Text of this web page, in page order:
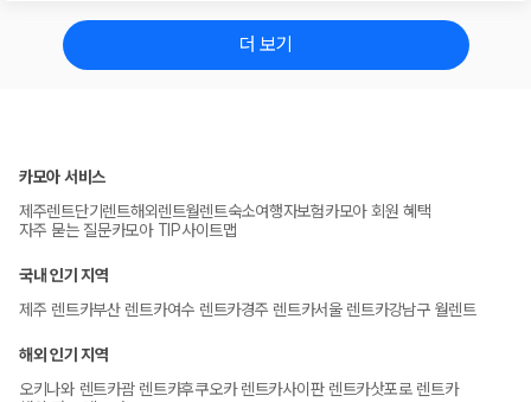
더 보기
카모아 서비스
제주렌트단기렌트해외렌트월렌트숙소여행자보험카모아 회원 혜택
자주 묻는 질문카모아 TIP사이트맵
국내 인기 지역
제주 렌트카부산 렌트카여수 렌트카경주 렌트카서울 렌트카강남구 월렌트
해외 인기 지역
오키나와 렌트카괌 렌트카후쿠오카 렌트카사이판 렌트카삿포로 렌트카